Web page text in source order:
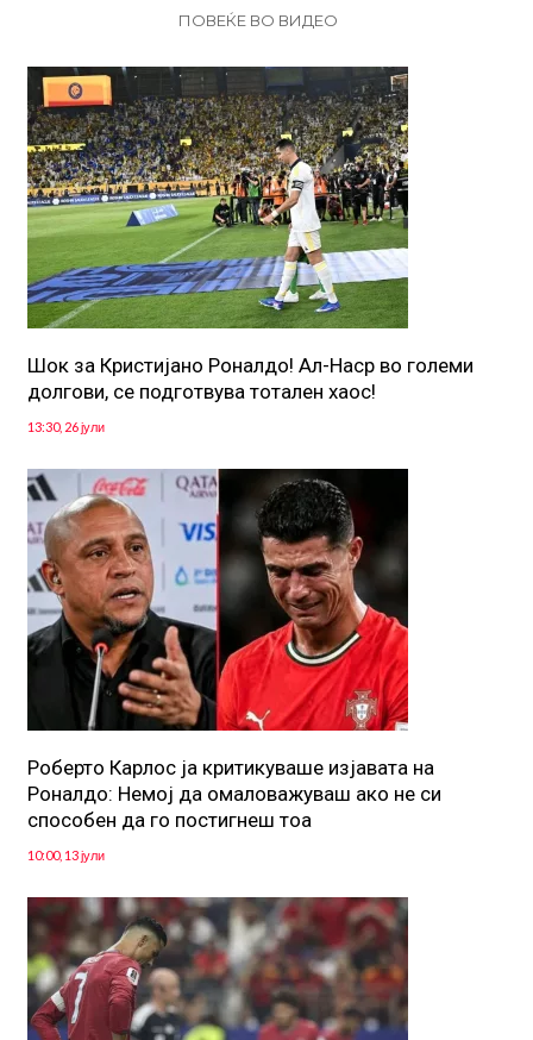
ПОВЕЌЕ ВО ВИДЕО
Шок за Кристијано Роналдо! Ал-Наср во големи
долгови, се подготвува тотален хаос!
13:30, 26 јули
Роберто Карлос ја критикуваше изјавата на
Роналдо: Немој да омаловажуваш ако не си
способен да го постигнеш тоа
10:00, 13 јули